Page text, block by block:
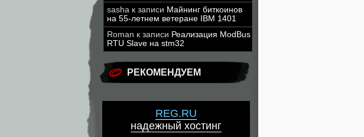
sasha к записи Майнинг биткоинов
на 55-летнем ветеране IBM 1401
Roman к записи Реализация ModBus
RTU Slave на stm32
РЕКОМЕНДУЕМ
REG.RU
надежный хостинг